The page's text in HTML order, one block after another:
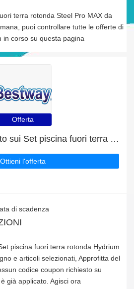
terra rotonda Steel Pro MAX da
puoi controllare tutte le offerte di
in corso su questa pagina
Offerta
Fino al 4% di sconto sui Set piscina fuori terra rotonda Hydrium da 550x130 cm effetto legno e articoli selezionati
Ottieni l'offerta
di scadenza
piscina fuori terra rotonda Hydrium
e articoli selezionati, Approfitta del
codice coupon richiesto su
già applicato. Agisci ora